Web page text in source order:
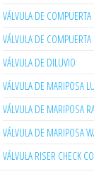
VÁLVULA DE
VÁLVULA DE
VÁLVULA DE DILUVIO
VÁLVULA DE MARIPOSA
VÁLVULA DE MARIPOSA
VÁLVULA DE MARIPOSA
VÁLVULA RISER CHECK